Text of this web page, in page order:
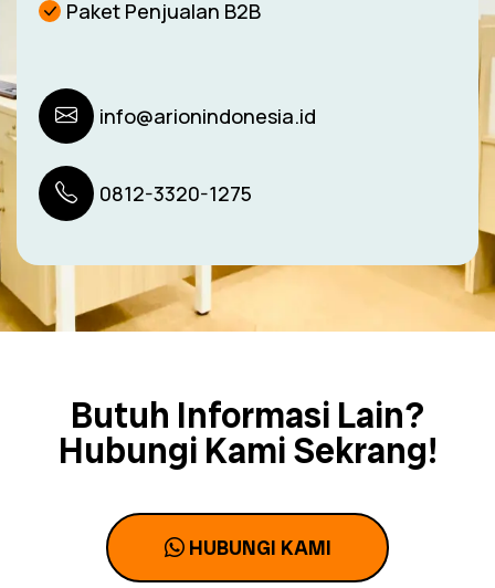
Paket Penjualan B2B
info@arionindonesia.id
0812-3320-1275
Butuh Informasi Lain?
Hubungi Kami Sekrang!
HUBUNGI KAMI